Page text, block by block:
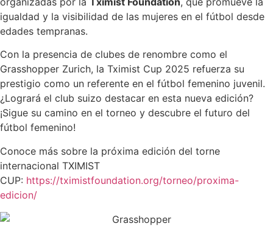
igualdad y la visibilidad de las mujeres en el fútbol desde
edades tempranas.
Con la presencia de clubes de renombre como el
Grasshopper Zurich, la Tximist Cup 2025 refuerza su
prestigio como un referente en el fútbol femenino juvenil.
¿Logrará el club suizo destacar en esta nueva edición?
¡Sigue su camino en el torneo y descubre el futuro del
fútbol femenino!
Conoce más sobre la próxima edición del torne
internacional TXIMIST
CUP: https://tximistfoundation.org/torneo/proxima-
edicion/